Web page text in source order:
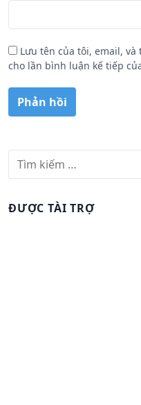
Lưu tên của tôi, email,
cho lần bình luận kế tiếp
iĐƯỢC TÀI TRỢ